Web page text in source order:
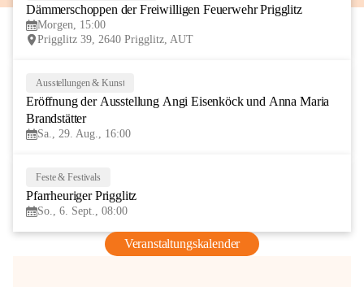
Dämmerschoppen der Freiwilligen Feuerwehr Prigglitz
Morgen, 15:00
Prigglitz 39, 2640 Prigglitz, AUT
AUG
Ausstellungen & Kunst
Eröffnung der Ausstellung Angi Eisenköck und Anna Maria
Brandstätter
Sa., 29. Aug., 16:00
Feste & Festivals
Pfarrheuriger Prigglitz
So., 6. Sept., 08:00
Veranstaltungskalender